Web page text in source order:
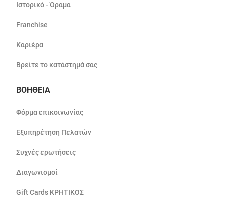
Ιστορικό - Όραμα
Franchise
Καριέρα
Βρείτε το κατάστημά σας
ΒΟΗΘΕΙΑ
Φόρμα επικοινωνίας
Εξυπηρέτηση Πελατών
Συχνές ερωτήσεις
Διαγωνισμοί
Gift Cards ΚΡΗΤΙΚΟΣ